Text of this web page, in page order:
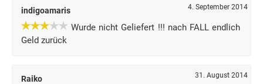
indigoamaris 4. September 2014
Wurde nicht Geliefert !!! nach FALL endlich
Geld zurück
Raiko 31. August 2014